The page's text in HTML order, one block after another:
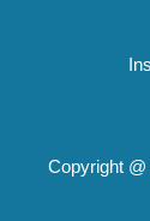
Copyright @